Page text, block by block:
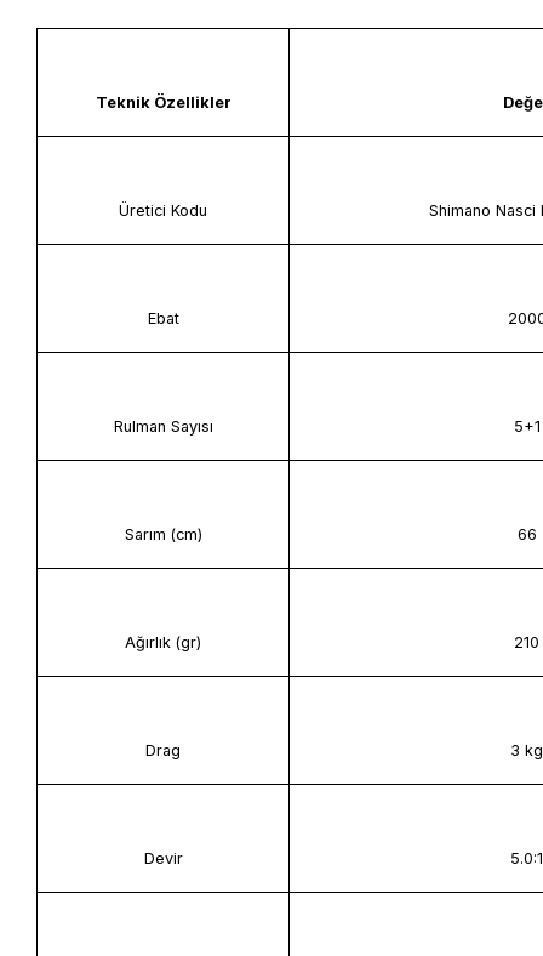
Teknik Özellikler
Üretici Kodu Shimano Nasci
Ebat
Rulman Sayısı 5+1
Sarım (cm) 66
Ağırlık (gr) 210
Drag 3 kg
Devir 5.0:1